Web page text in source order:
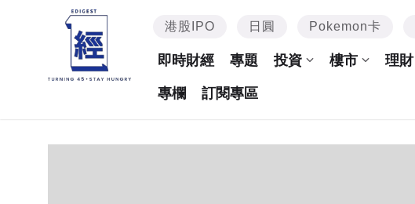
港股IPO 日圓 Pokemon卡
即時財經 專題 投資 樓市 理財
專欄 訂閱專區